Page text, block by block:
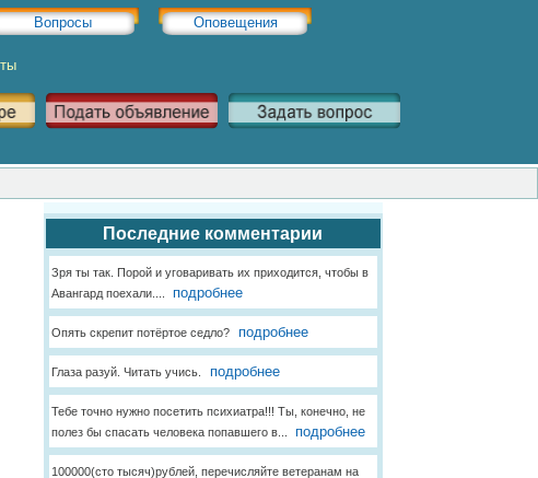
Вопросы Оповещения
Последние комментарии
Зря ты так. Порой и уговаривать их приходится, чтобы в
Авангард поехали....
подробнее
Опять скрепит потёртое седло? подробнее
Глаза разуй. Читать учись. подробнее
Тебе точно нужно посетить психиатра!!! Ты, конечно, не
полез бы спасать человека попавшего в...
подробнее
100000(сто тысяч)рублей, перечисляйте ветеранам на